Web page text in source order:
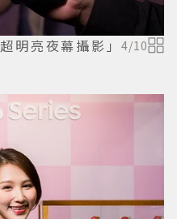
亮夜幕攝影」 4/10